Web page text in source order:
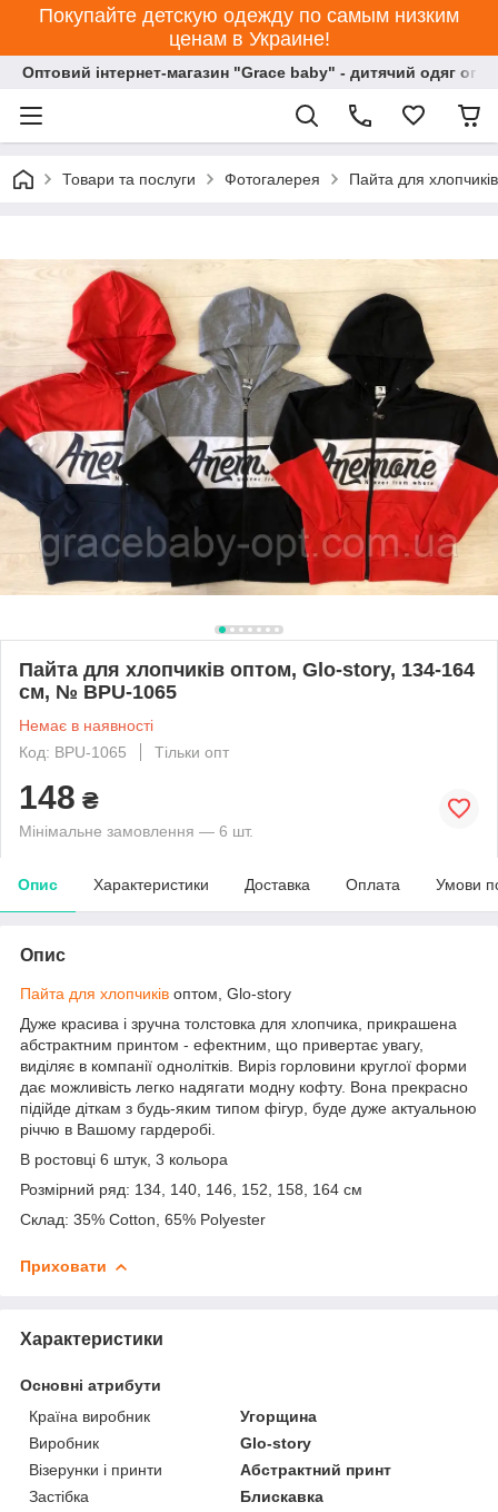
Покупайте детскую одежду по самым низким
ценам в Украине!
Оптовий інтернет-магазин "Grace baby" - дитячий одяг
Товари та послуги Фотогалерея Пайта для
Пайта для хлопчиків оптом, Glo-story, 134-164
см, № BPU-1065
Немає в наявності
Код: BPU-1065
Тільки опт
148 ₴
Мінімальне замовлення — 6 шт.
Опис Характеристики Доставка Оплата Умови
Опис
Пайта для хлопчиків оптом, Glo-story
Дуже красива і зручна толстовка для хлопчика, прикрашена
абстрактним принтом - ефектним, що привертає увагу,
виділяє в компанії однолітків. Виріз горловини круглої форми
дає можливість легко надягати модну кофту. Вона прекрасно
підійде діткам з будь-яким типом фігур, буде дуже актуальною
річчю в Вашому гардеробі.
В ростовці 6 штук, 3 кольора
Розмірний ряд: 134, 140, 146, 152, 158, 164 см
Склад: 35% Cotton, 65% Polyester
Приховати
Характеристики
Основні атрибути
Країна виробник
Угорщина
Виробник
Glo-story
Візерунки і принти
Абстрактний принт
Застібка
Блискавка